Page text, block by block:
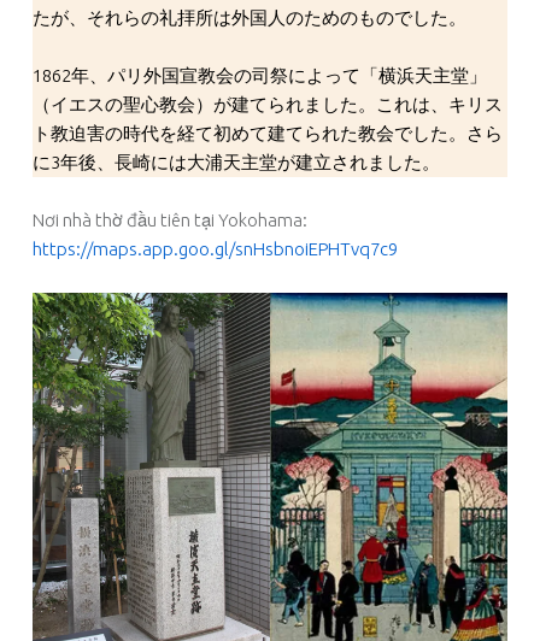
たが、それらの礼拝所は外国人のためのものでした。
1862年、パリ外国宣教会の司祭によって「横浜天主堂」
（イエスの聖心教会）が建てられました。これは、キリス
ト教迫害の時代を経て初めて建てられた教会でした。さら
に3年後、長崎には大浦天主堂が建立されました。
Nơi nhà thờ đầu tiên tại Yokohama:
https://maps.app.goo.gl/snHsbnoiEPHTvq7c9